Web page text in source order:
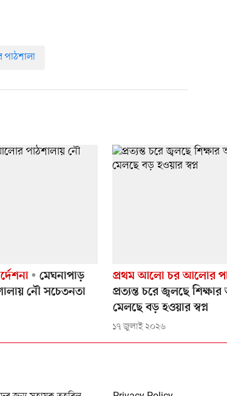
মেঘনাপাড়
নৌ সচেতনতা
প্রথম আলো চর আলোর
প্রত্যন্ত চরে জ্বলছে
মেলছে বড় হওয়ার স্বপ্ন
১৭ জুলাই ২০২৬